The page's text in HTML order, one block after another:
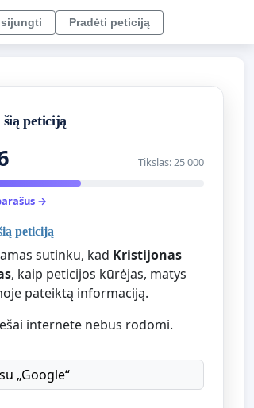
Pradėti peticiją
šią peticiją
Tikslas: 25 000
→
peticiją
sutinku, kad Kristijonas
, kaip peticijos kūrėjas, matys
pateiktą informaciją.
internete nebus rodomi.
„Google“